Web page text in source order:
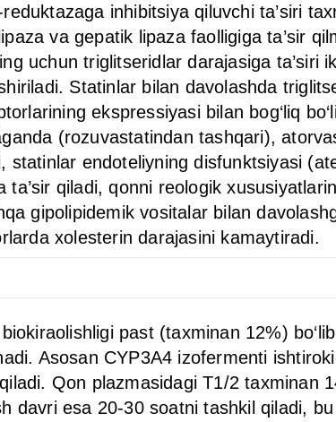
inhibitsiya qiluvchi ta’siri
va gepatik lipaza faolligiga ta’sir
uchun triglitseridlar darajasiga ta’siri
Statinlar bilan davolashda
ekspressiyasi bilan bog‘liq
(rozuvastatindan tashqari),
endoteliyning disfunktsiyasi
ta’sir qiladi, qonni reologik
gipolipidemik vositalar bilan
xolesterin darajasini kamaytiradi.
past (taxminan 12%)
Asosan CYP3A4 izofermenti
Qon plazmasidagi T1/2 taxminan
davri esa 20-30 soatni tashkil qiladi,